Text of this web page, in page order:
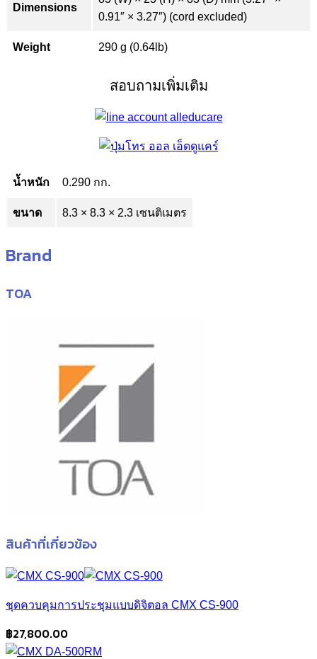
Dimensions
0.91″ × 3.27″) (cord excluded)
Weight 290 g (0.64lb)
สอบถามเพิ่มเติม
น้ำหนัก 0.290 กก.
ขนาด 8.3 × 8.3 × 2.3 เซนติเมตร
Brand
TOA
สินค้าที่เกี่ยวข้อง
ชุดควบคุมการประชุมแบบดิจิตอล CMX CS-900
฿27,800.00